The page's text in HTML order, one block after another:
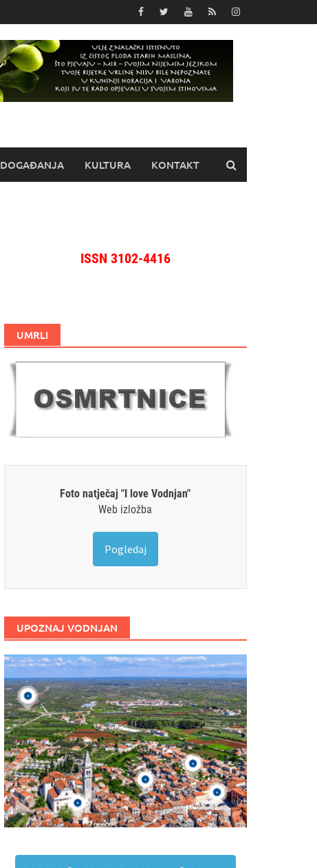
DOGAĐANJA KULTURA KONTAKT
ISSN 3102-4416
UMRLI
Foto natječaj "I love Vodnjan"
Web izložba
Pogledaj
UPOZNAJ VODNJAN